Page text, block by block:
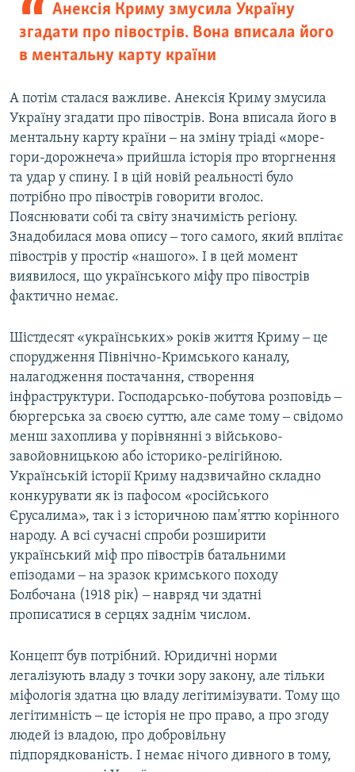
Анексія Криму змусила Україну
згадати про півострів. Вона вписала його
в ментальну карту країни
А потім сталася важливе. Анексія Криму змусила
Україну згадати про півострів. Вона вписала його в
ментальну карту країни ‒ на зміну тріаді «море-
гори-дорожнеча» прийшла історія про вторгнення
та удар у спину. І в цій новій реальності було
потрібно про півострів говорити вголос.
Пояснювати собі та світу значимість регіону.
Знадобилася мова опису ‒ того самого, який вплітає
півострів у простір «нашого». І в цей момент
виявилося, що українського міфу про півострів
фактично немає.
Шістдесят «українських» років життя Криму ‒ це
спорудження Північно-Кримського каналу,
налагодження постачання, створення
інфраструктури. Господарсько-побутова розповідь ‒
бюргерська за своєю суттю, але саме тому ‒ свідомо
менш захоплива у порівнянні з військово-
завойовницькою або історико-релігійною.
Українській історії Криму надзвичайно складно
конкурувати як із пафосом «російського
Єрусалима», так і з історичною пам'яттю корінного
народу. А всі сучасні спроби розширити
український міф про півострів батальними
епізодами ‒ на зразок кримського походу
Болбочана (1918 рік) ‒ навряд чи здатні
прописатися в серцях заднім числом.
Концепт був потрібний. Юридичні норми
легалізують владу з точки зору закону, але тільки
міфологія здатна цю владу легітимізувати. Тому що
легітимність ‒ це історія не про право, а про згоду
людей із владою, про добровільну
підпорядкованість. І немає нічого дивного в тому,